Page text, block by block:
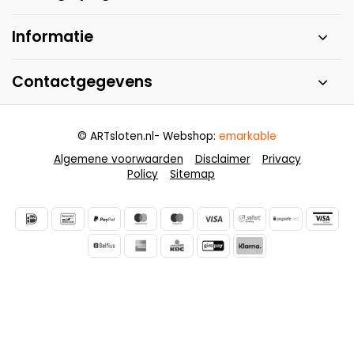
Informatie
Contactgegevens
Algemene voorwaarden Disclaimer
Privacy
Policy
Sitemap
© ARTsloten.nl- Webshop: emarkable